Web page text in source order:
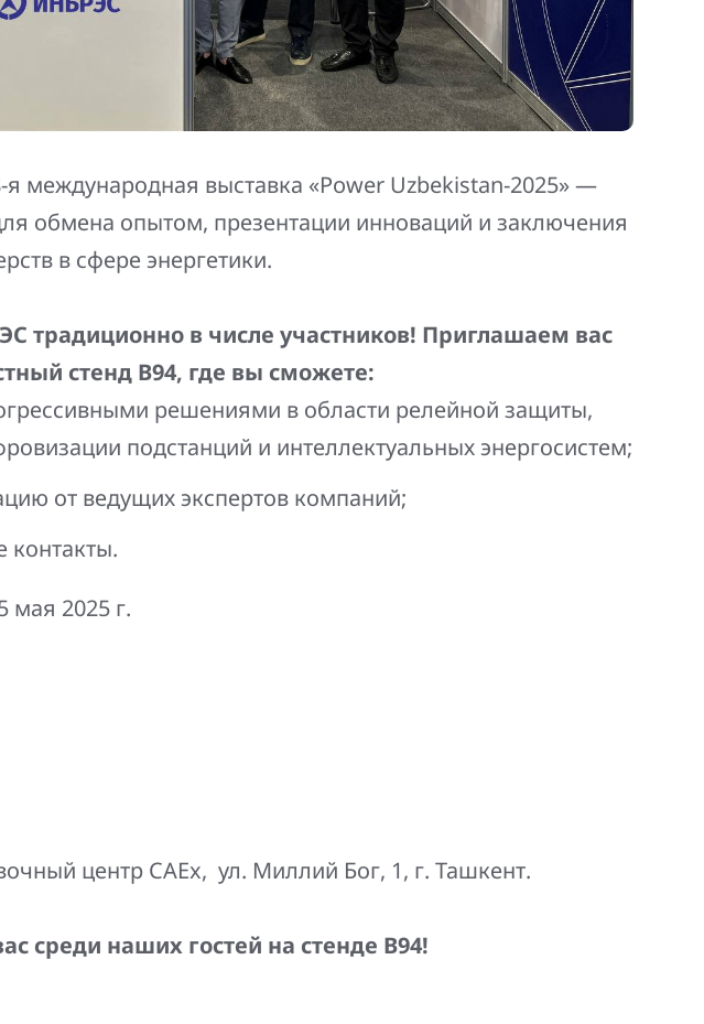
я международная выставка «Power Uzbekistan-2025» —
обмена опытом, презентации инноваций и заключения
в сфере энергетики.
традиционно в числе участников! Приглашаем вас
стенд В94, где вы сможете:
решениями в области релейной защиты,
подстанций и интеллектуальных энергосистем;
от ведущих экспертов компаний;
контакты.
мая 2025 г.
центр CAEx, ул. Миллий Бог, 1, г. Ташкент.
среди наших гостей на стенде В94!